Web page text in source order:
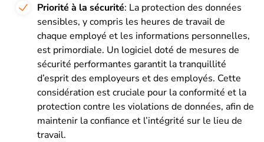
Priorité à la sécurité: La protection des données
sensibles, y compris les heures de travail de
chaque employé et les informations personnelles,
est primordiale. Un logiciel doté de mesures de
sécurité performantes garantit la tranquillité
d’esprit des employeurs et des employés. Cette
considération est cruciale pour la conformité et la
protection contre les violations de données, afin de
maintenir la confiance et l’intégrité sur le lieu de
travail.